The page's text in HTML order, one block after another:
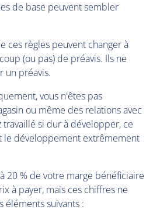
de base peuvent sembler
ces règles peuvent changer à
(ou pas) de préavis. Ils ne
un préavis.
vous n'êtes pas
ou même des relations avec
travaillé si dur à développer, ce
le développement extrêmement
20 % de votre marge bénéficiaire
à payer, mais ces chiffres ne
suivants :